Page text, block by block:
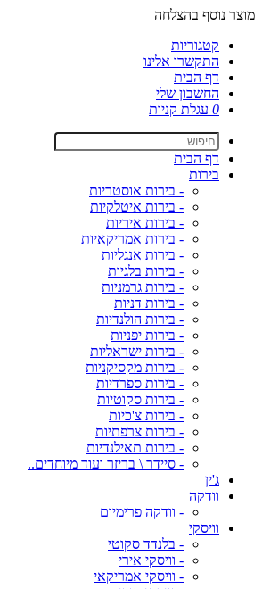
מוצר נוסף בהצלחה
קטגוריות
התקשרו אלינו
דף הבית
החשבון שלי
0 עגלת קניות
דף הבית
בירות
- בירות אוסטריות
- בירות איטלקיות
- בירות איריות
- בירות אמריקאיות
- בירות אנגליות
- בירות בלגיות
- בירות גרמניות
- בירות דניות
- בירות הולנדיות
- בירות יפניות
- בירות ישראליות
- בירות מקסיקניות
- בירות ספרדיות
- בירות סקוטיות
- בירות צ'כיות
- בירות צרפתיות
- בירות תאילנדיות
- סיידר \ בריזר ועוד מיוחדים..
ג'ין
וודקה
- וודקה פרימיום
וויסקי
- בלנדד סקוטי
- וויסקי אירי
- וויסקי אמריקאי